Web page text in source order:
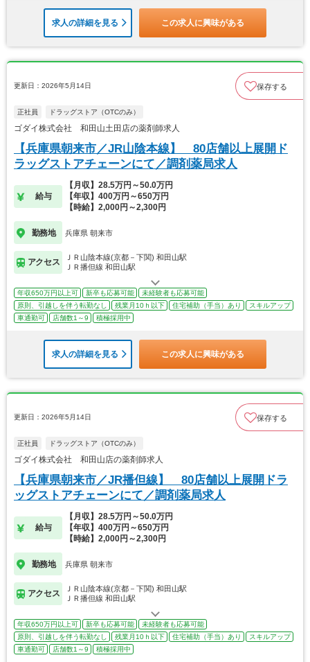
求人の詳細を見る この求人に興味がある
更新日：2026年5月14日 保存する
正社員 ドラッグストア（OTCのみ）
ゴダイ株式会社 和田山土田店の薬剤師求人
【兵庫県朝来市／JR山陰本線】 80店舗以上展開ド
ラッグストアチェーンにて／調剤薬局求人
給与
【月収】28.5万円～50.0万円
【年収】400万円～650万円
【時給】2,000円～2,300円
勤務地 兵庫県 朝来市
アクセス
ＪＲ山陰本線(京都－下関) 和田山駅
ＪＲ播但線 和田山駅
年収650万円以上可 新卒も応募可能
未経験者も応募可能
原則、引越しを伴う転勤なし
残業月10ｈ以下 住宅補助（手当）あり
スキルアップ
車通勤可
店舗数1～9 積極採用中
求人の詳細を見る この求人に興味がある
更新日：2026年5月14日 保存する
正社員 ドラッグストア（OTCのみ）
ゴダイ株式会社 和田山店の薬剤師求人
【兵庫県朝来市／JR播但線】 80店舗以上展開ドラ
ッグストアチェーンにて／調剤薬局求人
給与
【月収】28.5万円～50.0万円
【年収】400万円～650万円
【時給】2,000円～2,300円
勤務地 兵庫県 朝来市
アクセス
ＪＲ山陰本線(京都－下関) 和田山駅
ＪＲ播但線 和田山駅
年収650万円以上可 新卒も応募可能
未経験者も応募可能
原則、引越しを伴う転勤なし
残業月10ｈ以下 住宅補助（手当）あり
スキルアップ
車通勤可
店舗数1～9 積極採用中